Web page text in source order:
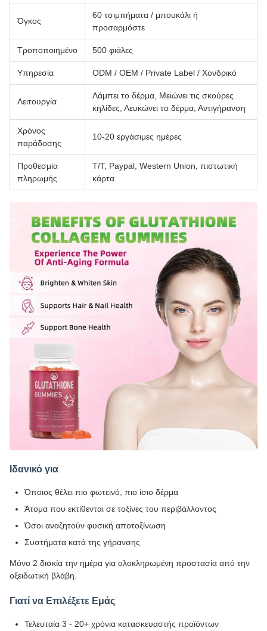
Όγκος
60 τσιμπήματα / μπουκάλι ή
προσαρμόστε
Τροποποιημένο 500 φιάλες
Υπηρεσία ODM / OEM / Private Label / Χονδρικό
Λειτουργία
Λάμπει το δέρμα, Μειώνει τις σκούρες
κηλίδες, Λευκώνει το δέρμα, Αντιγήρανση
Χρόνος
παράδοσης
10-20 εργάσιμες ημέρες
Προθεσμία
πληρωμής
Τ/Τ, Paypal, Western Union, πιστωτική
κάρτα
Ιδανικό για
Όποιος θέλει πιο φωτεινό, πιο ίσιο δέρμα
Άτομα που εκτίθενται σε τοξίνες του περιβάλλοντος
Όσοι αναζητούν φυσική αποτοξίνωση
Συστήματα κατά της γήρανσης
Μόνο 2 δισκία την ημέρα για ολοκληρωμένη προστασία από την
οξειδωτική βλάβη.
Γιατί να Επιλέξετε Εμάς
Τελευταία 3 - 20+ χρόνια κατασκευαστής προϊόντων